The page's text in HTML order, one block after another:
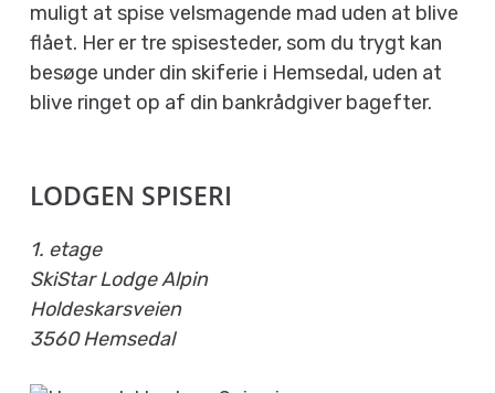
muligt at spise velsmagende mad uden at blive
flået. Her er tre spisesteder, som du trygt kan
besøge under din skiferie i Hemsedal, uden at
blive ringet op af din bankrådgiver bagefter.
LODGEN SPISERI
1. etage
SkiStar Lodge Alpin
Holdeskarsveien
3560 Hemsedal